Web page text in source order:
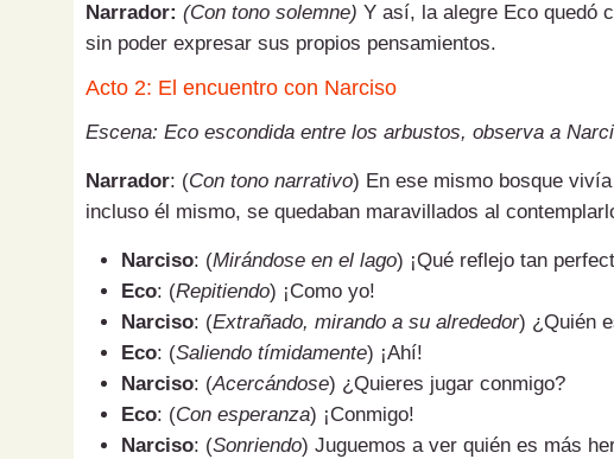
Narrador: (Con tono solemne) Y así, la alegre Eco quedó
sin poder expresar sus propios pensamientos.
Acto 2: El encuentro con Narciso
Escena: Eco escondida entre los arbustos, observa a
Narrador: (Con tono narrativo) En ese mismo bosque
incluso él mismo, se quedaban maravillados al
Narciso: (Mirándose en el lago) ¡Qué reflejo tan
Eco: (Repitiendo) ¡Como yo!
Narciso: (Extrañado, mirando a su alrededor) ¿Quién
Eco: (Saliendo tímidamente) ¡Ahí!
Narciso: (Acercándose) ¿Quieres jugar conmigo?
Eco: (Con esperanza) ¡Conmigo!
Narciso: (Sonriendo) Juguemos a ver quién es más